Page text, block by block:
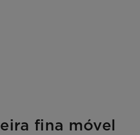
fina móvel